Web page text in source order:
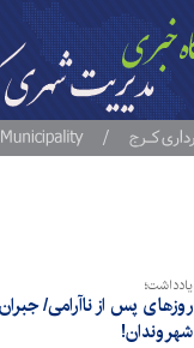
یادداشت؛
روزهای پس از ناآرامی/
شهروندان!